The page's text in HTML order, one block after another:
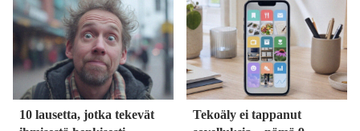
10 lausetta, jotka tekevät
Tekoäly ei tappanut